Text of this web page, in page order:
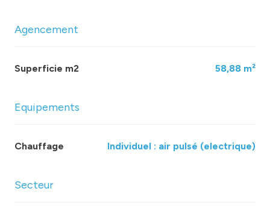
Agencement
Superficie m2 58,88 m²
Equipements
Chauffage individuel : air pulsé (electrique)
Secteur